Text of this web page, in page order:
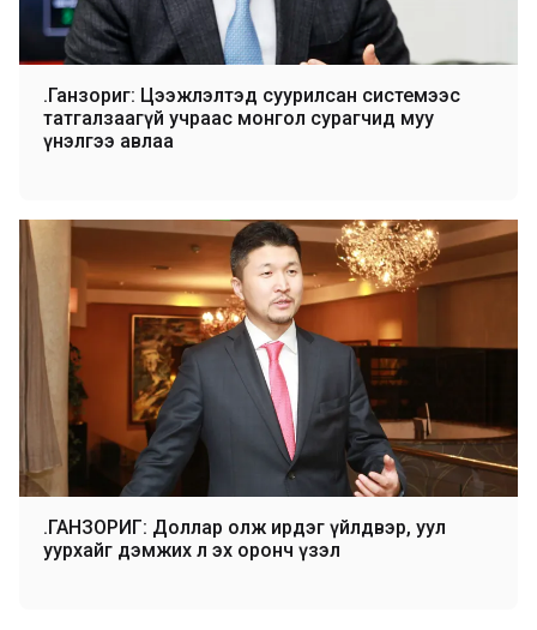
Ө.Ганзориг: Цээжлэлтэд суурилсан системээс
татгалзаагүй учраас монгол сурагчид муу
үнэлгээ авлаа
Ө.ГАНЗОРИГ: Доллар олж ирдэг үйлдвэр, уул
уурхайг дэмжих л эх оронч үзэл